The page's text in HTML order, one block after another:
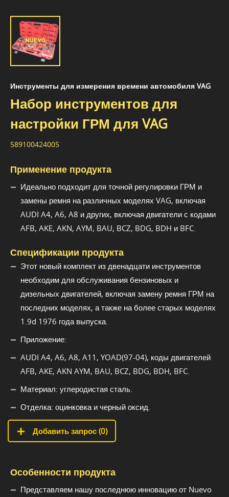
Инструменты для измерения времени автомобиля VAG
Набор инструментов для
настройки ГРМ для VAG
589100424005
Применение продукта
Идеально подходит для точной регулировки ГРМ и
замены ремня на различных моделях VAG, включая
AUDI A4, A6, A8 и других, включая двигатели с кодами
AFB, AKE, AKN, AYM, BAU, BCZ, BDG, BDH и BFC.
Спецификации продукта
Этот новый комплект из двенадцати инструментов
необходим для обслуживания бензиновых и
дизельных двигателей, включая замену ремня ГРМ на
последних моделях, а также на более старых моделях
1.9d 1976 года выпуска.
Приложение:
AUDI A4, A6, A8, A11, YOAD(97-04), коды двигателей
AFB, AKE, AKN AYM, BAU, BCZ, BDG, BDH, BFC.
Материал: углеродистая сталь.
Отделка: оцинковка и черный оксид.
Добавить запрос (0)
Особенности продукта
Представляем нашу последнюю инновацию от Nuevo